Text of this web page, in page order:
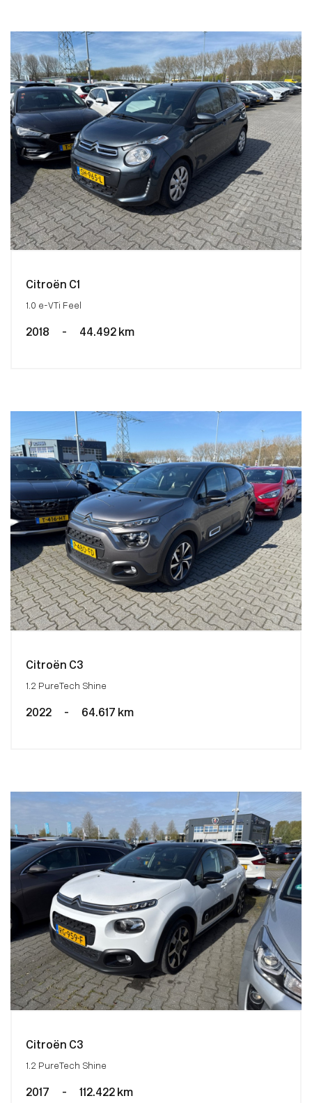
Citroën C1
1.0 e-VTi Feel
2018 - 44.492 km
Citroën C3
1.2 PureTech Shine
2022 - 64.617 km
Citroën C3
1.2 PureTech Shine
2017 - 112.422 km